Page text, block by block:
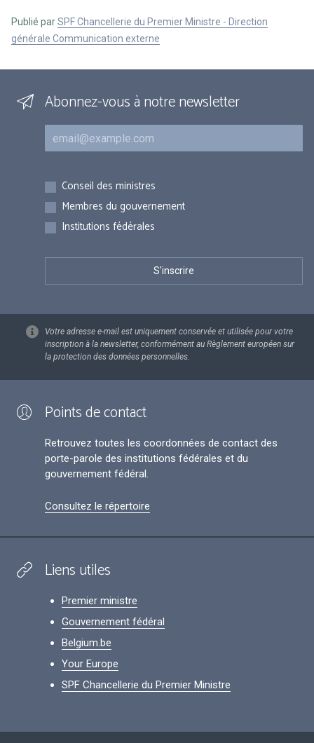
Publié parSPF Chancellerie du Premier Ministre - Direction
générale Communication externe
Abonnez-vous à notre newsletter
Courriel
Inscriptions
Conseil des ministres
Membres du gouvernement
Institutions fédérales
Votre adresse e-mail est uniquement conservée et utilisée pour votre
inscription à la newsletter, conformément au Règlement européen sur
la protection des données personnelles.
Points de contact
Retrouvez toutes les coordonnées de contact des
porte-parole des institutions fédérales et du
gouvernement fédéral.
Consultez le répertoire
Liens utiles
Premier ministre
Gouvernement fédéral
Belgium.be
Your Europe
SPF Chancellerie du Premier Ministre